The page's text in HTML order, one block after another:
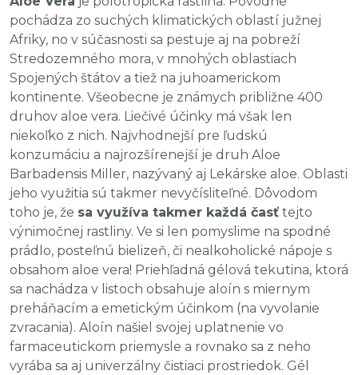
pochádza zo suchých klimatických oblastí južnej
Afriky, no v súčasnosti sa pestuje aj na pobreží
Stredozemného mora, v mnohých oblastiach
Spojených štátov a tiež na juhoamerickom
kontinente. Všeobecne je známych približne 400
druhov aloe vera. Liečivé účinky má však len
niekoľko z nich. Najvhodnejší pre ľudskú
konzumáciu a najrozšírenejší je druh Aloe
Barbadensis Miller, nazývaný aj Lekárske aloe. Oblasti
jeho využitia sú takmer nevyčísliteľné. Dôvodom
toho je, že sa využíva takmer každá časť tejto
výnimočnej rastliny. Ve si len pomyslime na spodné
prádlo, posteľnú bielizeň, či nealkoholické nápoje s
obsahom aloe vera! Priehľadná gélová tekutina, ktorá
sa nachádza v listoch obsahuje aloín s miernym
preháňacím a emetickým účinkom (na vyvolanie
zvracania). Aloín našiel svojej uplatnenie vo
farmaceutickom priemysle a rovnako sa z neho
vyrába sa aj univerzálny čistiaci prostriedok. Gél